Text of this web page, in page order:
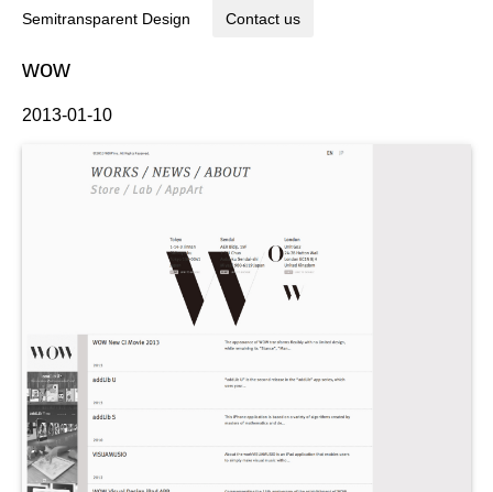
Semitransparent Design Contact us
wow
2013-01-10